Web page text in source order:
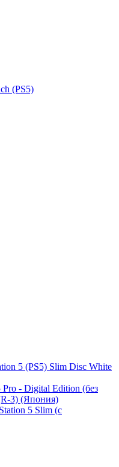
(PS5)
5 (PS5) Slim Disc White
Pro - Digital Edition (без
3) (Япония)
5 Slim (с